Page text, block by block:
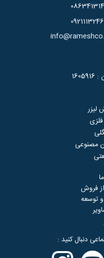
:
1605916
لیزر
مصنوعی
فروش
توسعه
دنبال کنید :